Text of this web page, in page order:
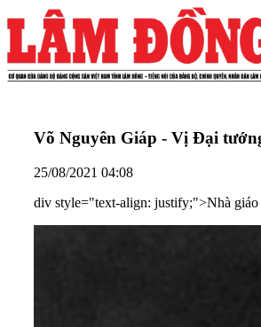
Võ Nguyên Giáp - Vị Đại
25/08/2021 04:08
div style="text-align: justify;">Nhà